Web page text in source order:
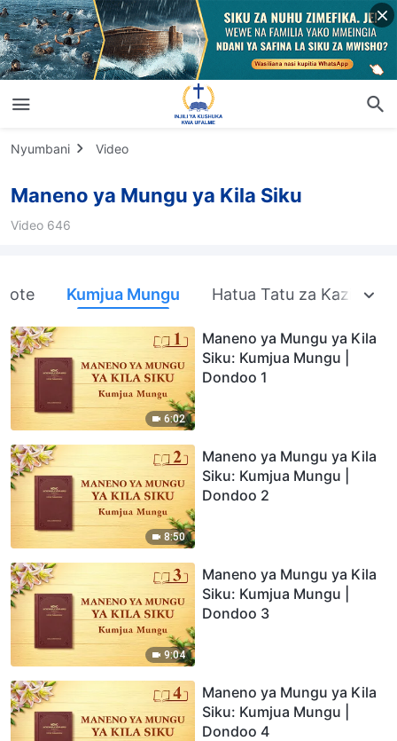
Nyumbani Video
Maneno ya Mungu ya Kila Siku
Video 646
Yote Kumjua Mungu Hatua Tatu za Kazi
6:02
Maneno ya Mungu ya Kila
Siku: Kumjua Mungu |
Dondoo 1
8:50
Maneno ya Mungu ya Kila
Siku: Kumjua Mungu |
Dondoo 2
9:04
Maneno ya Mungu ya Kila
Siku: Kumjua Mungu |
Dondoo 3
Maneno ya Mungu ya Kila
Siku: Kumjua Mungu |
Dondoo 4